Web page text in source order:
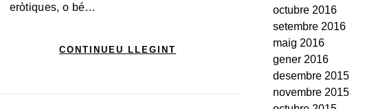
eròtiques, o bé…
CONTINUEU LLEGINT
octubre 2016
setembre 2016
maig 2016
gener 2016
desembre 2015
novembre 2015